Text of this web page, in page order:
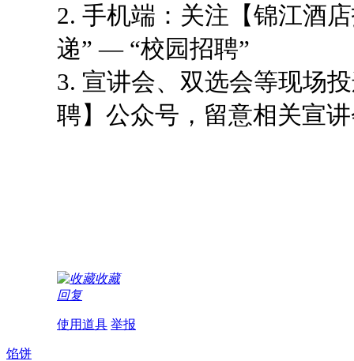
2. 手机端：关注【锦江酒
递” — “校园招聘”
3. 宣讲会、双选会等现场
聘】公众号，留意相关宣
收藏
回复
使用道具 举报
馅饼